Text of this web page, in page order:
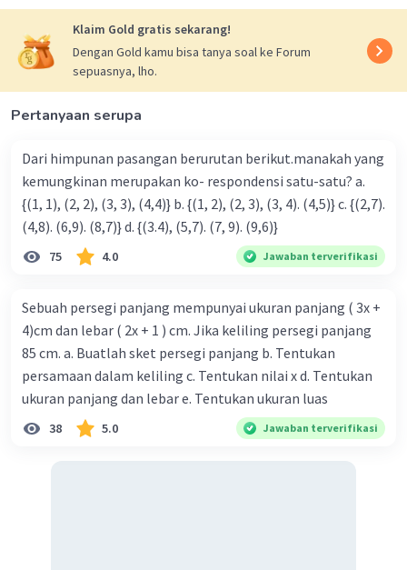
Iklan
Klaim Gold gratis sekarang!
Dengan Gold kamu bisa tanya soal ke Forum
sepuasnya, lho.
Pertanyaan serupa
Dari himpunan pasangan berurutan berikut.manakah yang
kemungkinan merupakan ko- respondensi satu-satu? a.
{(1, 1), (2, 2), (3, 3), (4,4)} b. {(1, 2), (2, 3), (3, 4). (4,5)} c. {(2,7).
(4,8). (6,9). (8,7)} d. {(3.4), (5,7). (7, 9). (9,6)}
75 4.0 Jawaban terverifikasi
Sebuah persegi panjang mempunyai ukuran panjang ( 3x +
4)cm dan lebar ( 2x + 1 ) cm. Jika keliling persegi panjang
85 cm. a. Buatlah sket persegi panjang b. Tentukan
persamaan dalam keliling c. Tentukan nilai x d. Tentukan
ukuran panjang dan lebar e. Tentukan ukuran luas
38 5.0 Jawaban terverifikasi